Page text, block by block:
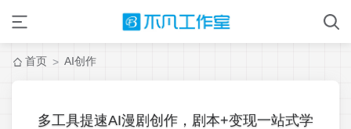
首页 > AI创作
多工具提速AI漫剧创作，剧本+变现一站式学